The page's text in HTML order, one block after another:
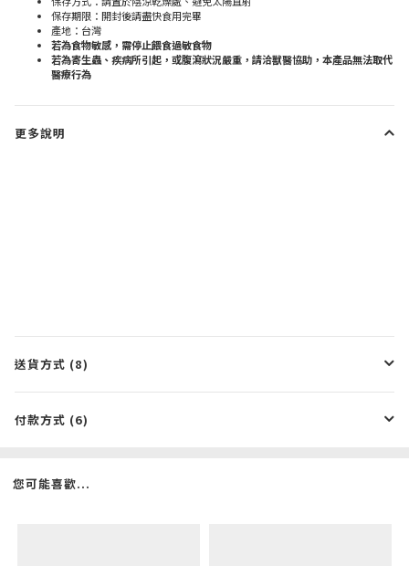
保存期限：開封後請盡快食用完畢
產地：台灣
若為食物敏感，需停止餵食過敏食物
若為寄生蟲、疾病所引起，或腹瀉狀況嚴重，請洽獸醫協助，本產品無法取代
醫療行為
更多說明
送貨方式 (8)
付款方式 (6)
您可能喜歡...